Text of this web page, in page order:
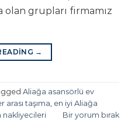
olan grupları firmamız
→
Aliağa asansörlü ev
taşıma en iyi Aliağa
nakliyecileri Bir yorum bırak